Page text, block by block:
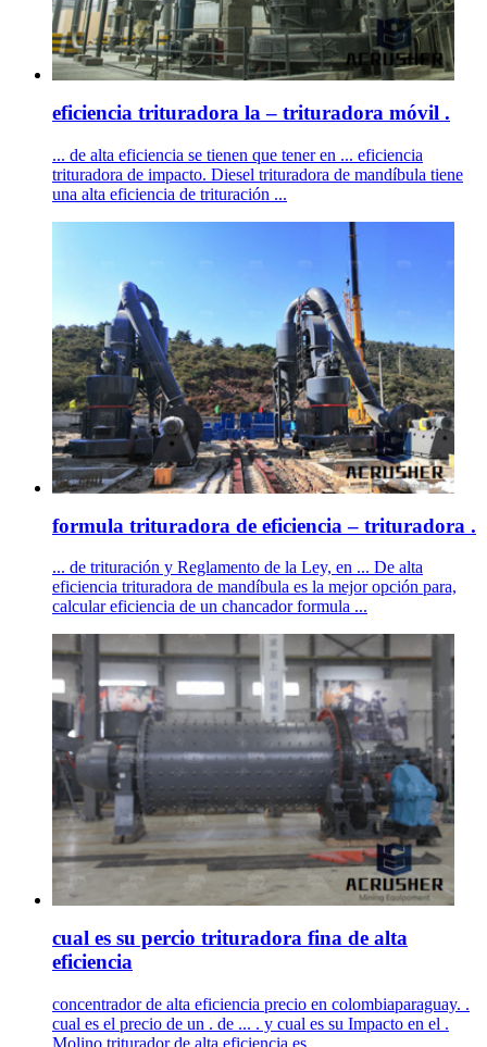
eficiencia trituradora la – trituradora móvil .
... de alta eficiencia se tienen que tener en ... eficiencia
trituradora de impacto. Diesel trituradora de mandíbula tiene
una alta eficiencia de trituración ...
formula trituradora de eficiencia – trituradora .
... de trituración y Reglamento de la Ley, en ... De alta
eficiencia trituradora de mandíbula es la mejor opción para,
calcular eficiencia de un chancador formula ...
cual es su percio trituradora fina de alta
eficiencia
concentrador de alta eficiencia precio en colombiaparaguay. .
cual es el precio de un . de ... . y cual es su Impacto en el .
Molino triturador de alta eficiencia es ...